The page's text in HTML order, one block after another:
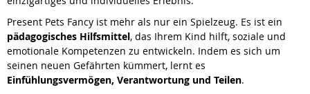
Present Pets Fancy ist mehr als nur ein Spielzeug. Es ist ein
pädagogisches Hilfsmittel, das Ihrem Kind hilft, soziale und
emotionale Kompetenzen zu entwickeln. Indem es sich um
seinen neuen Gefährten kümmert, lernt es
Einfühlungsvermögen, Verantwortung und Teilen.